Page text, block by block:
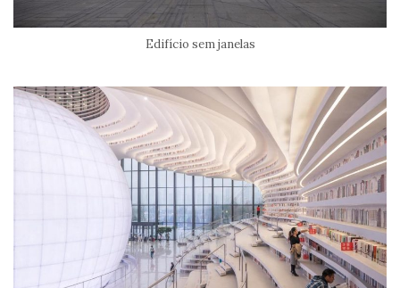
Edifício sem janelas